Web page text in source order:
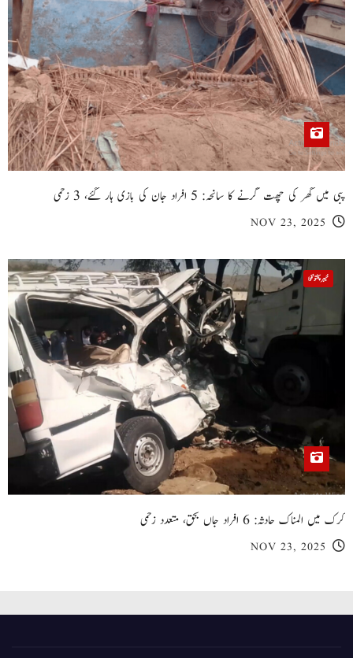
پبی میں گھر کی چھت گرنے کا سانحہ: 5 افراد جان کی بازی ہار گئے، 3 زخمی
NOV 23, 2025
خیبر پختونخوا
کرک میں المناک حادثہ: 6 افراد جاں بحق، متعدد زخمی
NOV 23, 2025